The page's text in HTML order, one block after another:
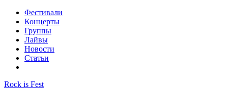
Фестивали
Концерты
Группы
Лайвы
Новости
Статьи
Rock is Fest